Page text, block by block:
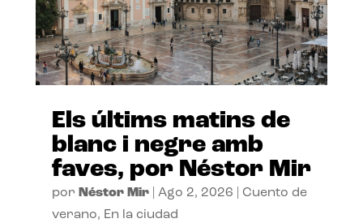
Els últims matins de
blanc i negre amb
faves, por Néstor Mir
por Néstor Mir| Ago 2, 2026
Cuento de
verano, En la ciudad